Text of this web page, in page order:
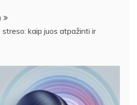
streso: kaip juos atpažinti ir